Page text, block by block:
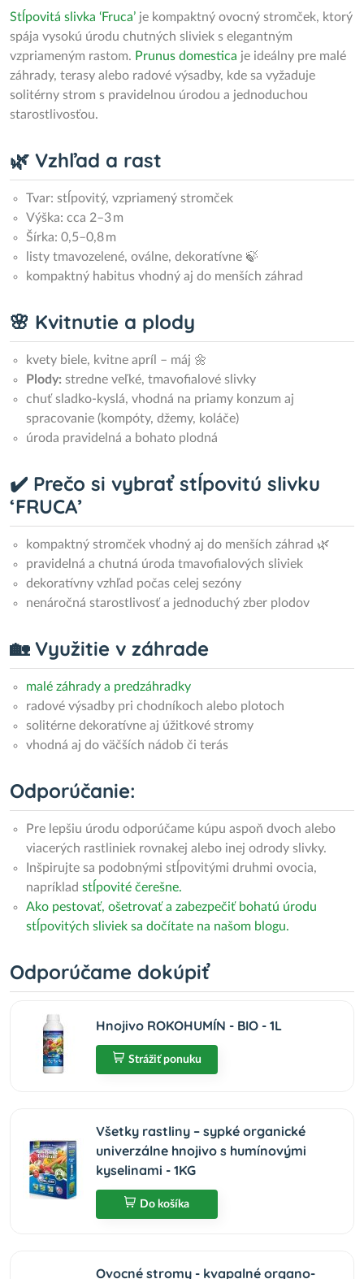
Stĺpovitá slivka ‘Fruca’ je kompaktný ovocný stromček, ktorý
spája vysokú úrodu chutných sliviek s elegantným
vzpriameným rastom. Prunus domestica je ideálny pre malé
záhrady, terasy alebo radové výsadby, kde sa vyžaduje
solitérny strom s pravidelnou úrodou a jednoduchou
starostlivosťou.
🌿 Vzhľad a rast
Tvar: stĺpovitý, vzpriamený stromček
Výška: cca 2–3 m
Šírka: 0,5–0,8 m
listy tmavozelené, oválne, dekoratívne 🍃
kompaktný habitus vhodný aj do menších záhrad
🌸 Kvitnutie a plody
kvety biele, kvitne apríl – máj 🌼
Plody: stredne veľké, tmavofialové slivky
chuť sladko-kyslá, vhodná na priamy konzum aj
spracovanie (kompóty, džemy, koláče)
úroda pravidelná a bohato plodná
✔️ Prečo si vybrať stĺpovitú slivku
‘FRUCA’
kompaktný stromček vhodný aj do menších záhrad 🌿
pravidelná a chutná úroda tmavofialových sliviek
dekoratívny vzhľad počas celej sezóny
nenáročná starostlivosť a jednoduchý zber plodov
🏡 Využitie v záhrade
malé záhrady a predzáhradky
radové výsadby pri chodníkoch alebo plotoch
solitérne dekoratívne aj úžitkové stromy
vhodná aj do väčších nádob či terás
Odporúčanie:
Pre lepšiu úrodu odporúčame kúpu aspoň dvoch alebo
viacerých rastliniek rovnakej alebo inej odrody slivky.
Inšpirujte sa podobnými stĺpovitými druhmi ovocia,
napríklad stĺpovité čerešne.
Ako pestovať, ošetrovať a zabezpečiť bohatú úrodu
stĺpovitých sliviek sa dočítate na našom blogu.
Odporúčame dokúpiť
Hnojivo ROKOHUMÍN - BIO - 1L
Strážiť ponuku
Všetky rastliny – sypké organické
univerzálne hnojivo s humínovými
kyselinami - 1KG
Do košíka
Ovocné stromy - kvapalné organo-